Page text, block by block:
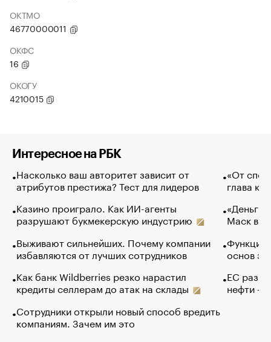
ОКТМО
46770000011
ОКФС
16
ОКОГУ
4210015
Интересное на РБК
Насколько ваш авторитет зависит от
атрибутов престижа? Тест для лидеров
Казино проиграло. Как ИИ-агенты
разрушают букмекерскую индустрию
Выживают сильнейших. Почему компании
избавляются от лучших сотрудников
Как банк Wildberries резко нарастил
кредиты селлерам до атак на склады
Сотрудники открыли новый способ вредить
компаниям. Зачем им это
«От
глава
«Деньги
Маск в
Функции
основ
ЕС
нефти —